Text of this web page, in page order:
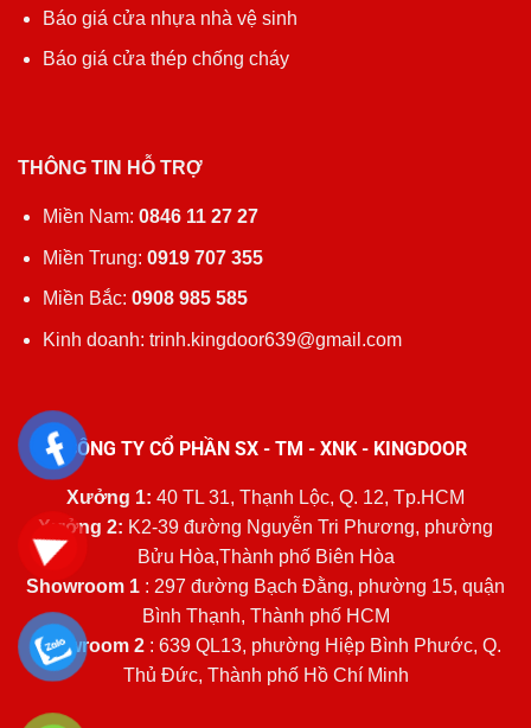
Báo giá cửa nhựa nhà vệ sinh
Báo giá cửa thép chống cháy
THÔNG TIN HỖ TRỢ
Miền Nam: 0846 11 27 27
Miền Trung: 0919 707 355
Miền Bắc: 0908 985 585
Kinh doanh: trinh.kingdoor639@gmail.com
CÔNG TY CỔ PHẦN SX - TM - XNK - KINGDOOR
Xưởng 1: 40 TL 31, Thạnh Lộc, Q. 12, Tp.HCM
Xưởng 2: K2-39 đường Nguyễn Tri Phương, phường
Bửu Hòa,Thành phố Biên Hòa
Showroom 1 : 297 đường Bạch Đằng, phường 15, quận
Bình Thạnh, Thành phố HCM
Showroom 2: 639 QL13, phường Hiệp Bình Phước, Q.
Thủ Đức, Thành phố Hồ Chí Minh